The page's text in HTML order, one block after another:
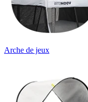
Arche de jeux